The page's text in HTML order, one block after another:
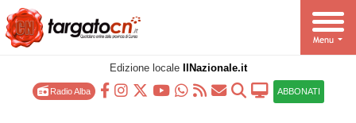
Edizione locale IlNazionale.it
Radio Alba ABBONATI